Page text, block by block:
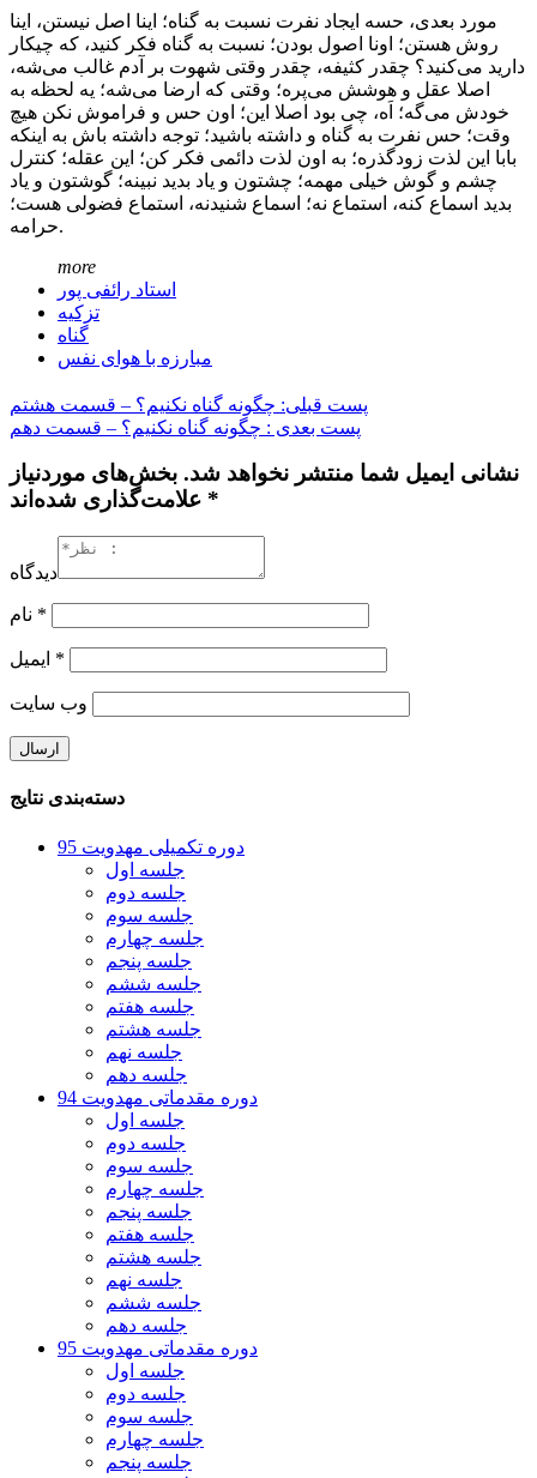
مورد بعدی، حسه ایجاد نفرت نسبت به گناه؛ اینا اصل نیستن، اینا
روش هستن؛ اونا اصول بودن؛ نسبت به گناه فکر کنید، که چیکار
دارید می‌کنید؟ چقدر کثیفه، چقدر وقتی شهوت بر آدم غالب می‌شه،
اصلا عقل و هوشش می‌پره؛ وقتی که ارضا می‌شه؛ یه لحظه به
خودش می‌گه؛ اَه، چی بود اصلا این؛ اون حس و فراموش نکن هیچ‌
وقت؛ حس نفرت به گناه و داشته باشید؛ توجه داشته باش به اینکه
بابا این لذت زودگذره؛ به اون لذت دائمی فکر کن؛ این عقله؛ کنترل
چشم و گوش خیلی مهمه؛ چشتون و یاد بدید نبینه؛ گوشتون و یاد
بدید اسماع کنه، استماع نه؛ اسماع شنیدنه، استماع فضولی ‌هست؛
حرامه.
more
استاد رائفی پور
تزکیه
گناه
مبارزه با هوای نفس
پست قبلی: چگونه گناه نکنیم؟ – قسمت هشتم
پست بعدی : چگونه گناه نکنیم؟ – قسمت دهم
نشانی ایمیل شما منتشر نخواهد شد. بخش‌های موردنیاز
علامت‌گذاری شده‌اند *
دیدگاه
*
*
وب‌ سایت
دسته‌بندی نتایج
دوره تکمیلی مهدویت 95
جلسه اول
جلسه دوم
جلسه سوم
جلسه چهارم
جلسه پنجم
جلسه ششم
جلسه هفتم
جلسه هشتم
جلسه نهم
جلسه دهم
دوره مقدماتی مهدویت 94
جلسه اول
جلسه دوم
جلسه سوم
جلسه چهارم
جلسه پنجم
جلسه هفتم
جلسه هشتم
جلسه نهم
جلسه ششم
جلسه دهم
دوره مقدماتی مهدویت 95
جلسه اول
جلسه دوم
جلسه سوم
جلسه چهارم
جلسه پنجم